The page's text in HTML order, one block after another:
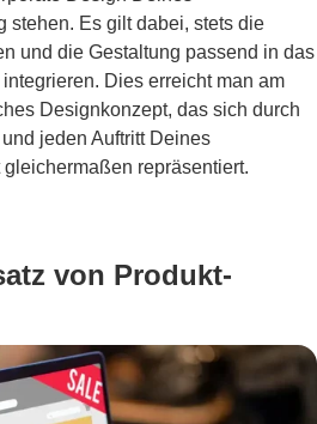
stehen. Es gilt dabei, stets die
und die Gestaltung passend in das
Dies erreicht man am
Designkonzept, das sich durch
jeden Auftritt Deines
repräsentiert.
von Produkt-